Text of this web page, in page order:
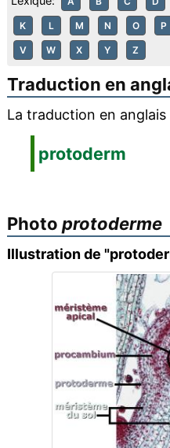
K L M N O P
V W X Y Z
Traduction en
La traduction en anglais
protoderm
Photo protoderme
Illustration de